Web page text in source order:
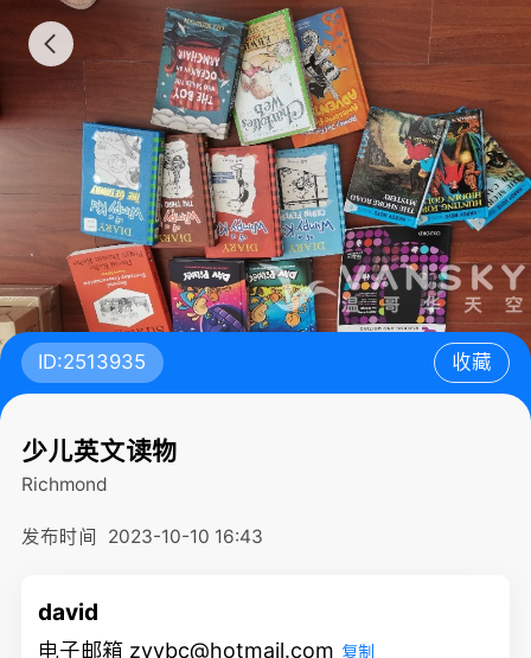
ID:2513935 收藏
少儿英文读物
Richmond
发布时间 2023-10-10 16:43
david
电子邮箱 zyybc@hotmail.com 复制